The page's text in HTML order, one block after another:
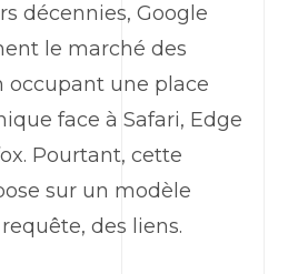
décennies, Google
le marché des
occupant une place
face à Safari, Edge
. Pourtant, cette
sur un modèle
des liens.